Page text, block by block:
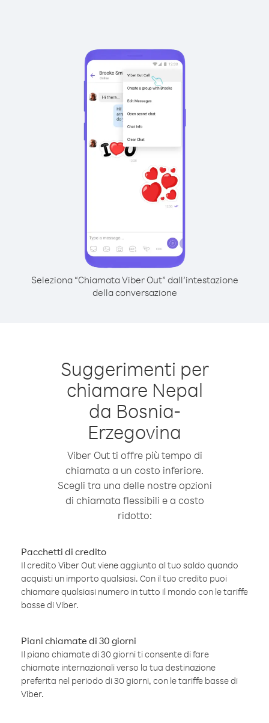
Seleziona “Chiamata Viber Out” dall’intestazione
della conversazione
Suggerimenti per
chiamare Nepal
da Bosnia-
Erzegovina
Viber Out ti offre più tempo di
chiamata a un costo inferiore.
Scegli tra una delle nostre opzioni
di chiamata flessibili e a costo
ridotto:
Pacchetti di credito
Il credito Viber Out viene aggiunto al tuo saldo quando
acquisti un importo qualsiasi. Con il tuo credito puoi
chiamare qualsiasi numero in tutto il mondo con le tariffe
basse di Viber.
Piani chiamate di 30 giorni
Il piano chiamate di 30 giorni ti consente di fare
chiamate internazionali verso la tua destinazione
preferita nel periodo di 30 giorni, con le tariffe basse di
Viber.